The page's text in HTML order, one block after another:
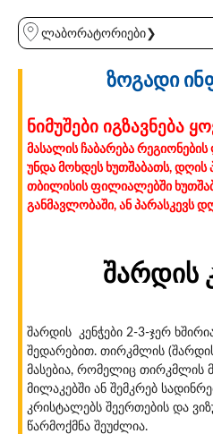
ლაბორატორიები❯
ზოგადი
ნიმუშები იგზავნება
მასალის ჩაბარება
უნდა მოხდეს ხუთშაბათს,
თბილისის ფილიალებში
განმავლობაში, ან პარასკევს
შარდის
შარდის კენჭები 2-3-ჯერ
შედარებით. თირკმლის
მასებია, რომელიც თირკმლის
მილაკებში ან შემკრებ
კრისტალებს შეერთების და
წარმოქმნა შეუძლია.